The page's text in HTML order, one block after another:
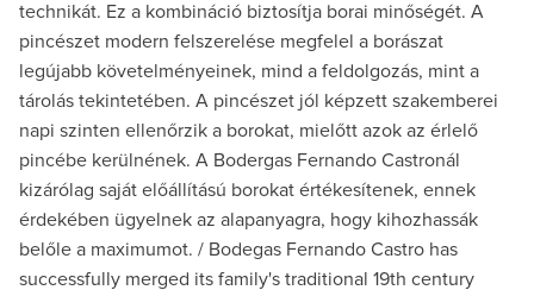
technikát. Ez a kombináció biztosítja borai minőségét. A
pincészet modern felszerelése megfelel a borászat
legújabb követelményeinek, mind a feldolgozás, mint a
tárolás tekintetében. A pincészet jól képzett szakemberei
napi szinten ellenőrzik a borokat, mielőtt azok az érlelő
pincébe kerülnének. A Bodergas Fernando Castronál
kizárólag saját előállítású borokat értékesítenek, ennek
érdekében ügyelnek az alapanyagra, hogy kihozhassák
belőle a maximumot. / Bodegas Fernando Castro has
successfully merged its family's traditional 19th century